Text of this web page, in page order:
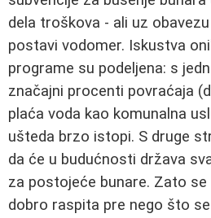
dela troškova - ali uz
postavi vodomer. Iskustva
programe su podeljena: s
značajni procenti povraćaja
plaća voda kao komunalna
ušteda brzo istopi. S druge
da će u budućnosti država
za postojeće bunare. Zato
dobro raspita pre nego što